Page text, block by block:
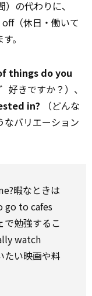
の代わりに、
（休日・働いて
。
things do you
好きですか？）、
in? （どんな
なバリエーション
暇なときは
go tocafes
で勉強するこ
watch
い映画や料